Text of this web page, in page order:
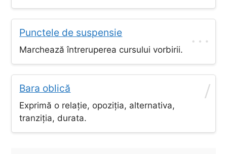
…
Punctele de suspensie
Marchează întreruperea cursului vorbirii.
/
Bara oblică
Exprimă o relație, opoziția, alternativa,
tranziția, durata.